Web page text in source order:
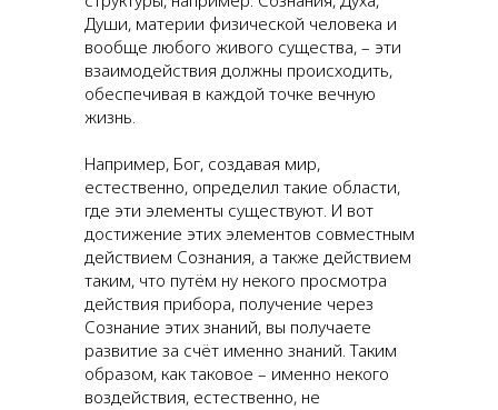
Души, материи физической человека и
вообще любого живого существа, – эти
взаимодействия должны происходить,
обеспечивая в каждой точке вечную
жизнь.
Например, Бог, создавая мир,
естественно, определил такие области,
где эти элементы существуют. И вот
достижение этих элементов совместным
действием Сознания, а также действием
таким, что путём ну некого просмотра
действия прибора, получение через
Сознание этих знаний, вы получаете
развитие за счёт именно знаний. Таким
образом, как таковое – именно некого
воздействия, естественно, не